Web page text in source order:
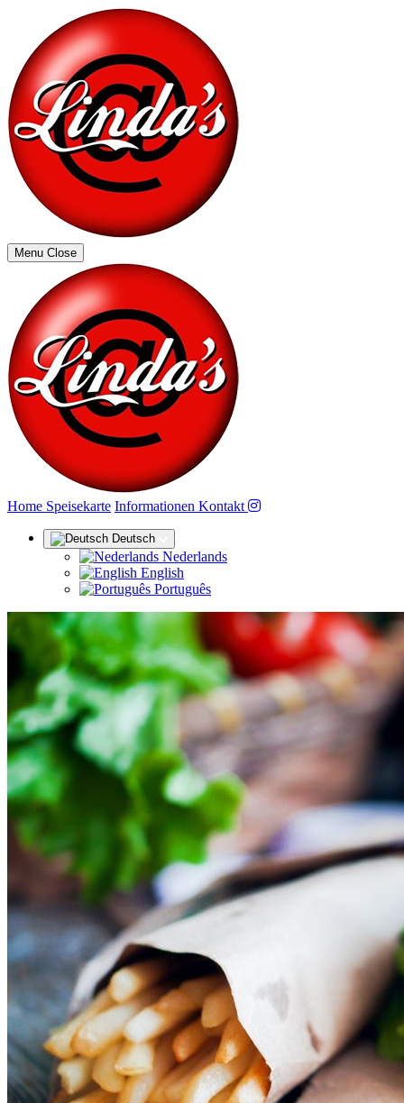
Menu Close
Home (aktuell)
Speisekarte Informationen Kontakt
Deutsch
Nederlands
English
Português